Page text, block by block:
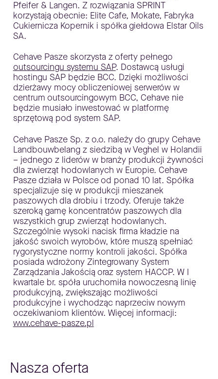
Pfeifer & Langen. Z rozwiązania SPRINT
korzystają obecnie: Elite Cafe, Mokate, Fabryka
Cukiernicza Kopernik i spółka giełdowa Elstar Oils
SA.
Cehave Pasze skorzysta z oferty pełnego
outsourcingu systemu SAP. Dostawcą usługi
hostingu SAP będzie BCC. Dzięki możliwości
dzierżawy mocy obliczeniowej serwerów w
centrum outsourcingowym BCC, Cehave nie
będzie musiało inwestować w platformę
sprzętową pod system SAP.
Cehave Pasze Sp. z o.o. należy do grupy Cehave
Landbouwbelang z siedzibą w Veghel w Holandii
– jednego z liderów w branży produkcji żywności
dla zwierząt hodowlanych w Europie. Cehave
Pasze działa w Polsce od ponad 10 lat. Spółka
specjalizuje się w produkcji mieszanek
paszowych dla drobiu i trzody. Oferuje także
szeroką gamę koncentratów paszowych dla
wszystkich grup zwierząt hodowlanych.
Szczególnie wysoki nacisk firma kładzie na
jakość swoich wyrobów, które muszą spełniać
rygorystyczne normy kontroli jakości. Spółka
posiada wdrożony Zintegrowany System
Zarządzania Jakością oraz system HACCP. W I
kwartale br. spóła uruchomiła nowoczesną linię
produkcyjną, zwiększając możliwości
produkcyjne i wychodząc naprzeciw nowym
oczekiwaniom klientów. Więcej informacji:
www.cehave-pasze.pl
Nasza oferta